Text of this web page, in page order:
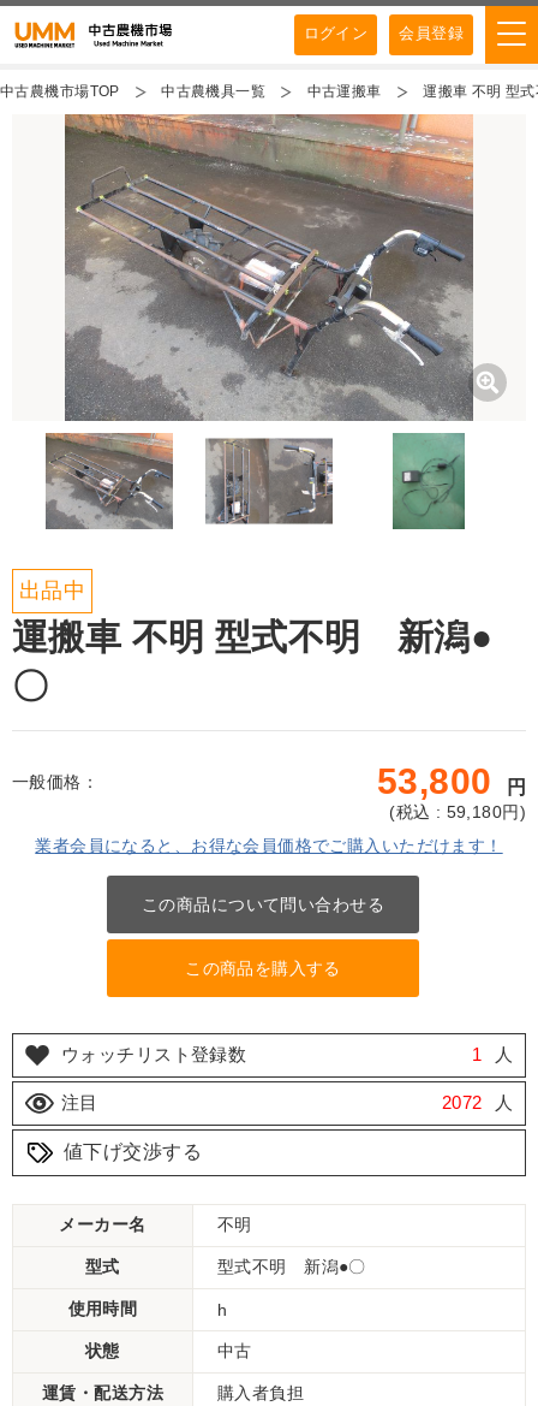
ログイン 会員登録
中古農機市場TOP 中古農機具一覧 中古運搬車 運搬車 不明 型
出品中
運搬車 不明 型式不明 新潟●
〇
一般価格： 53,800 円
(税込 : 59,180円)
業者会員になると、お得な会員価格でご購入いただけます！
この商品について問い合わせる
この商品を購入する
ウォッチリスト登録数 1 人
注目 2072 人
値下げ交渉する
メーカー名 不明
型式 型式不明 新潟●〇
使用時間 h
状態 中古
運賃・配送方法 購入者負担